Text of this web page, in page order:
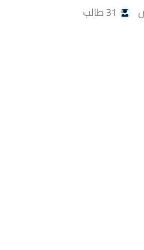
31 طالب